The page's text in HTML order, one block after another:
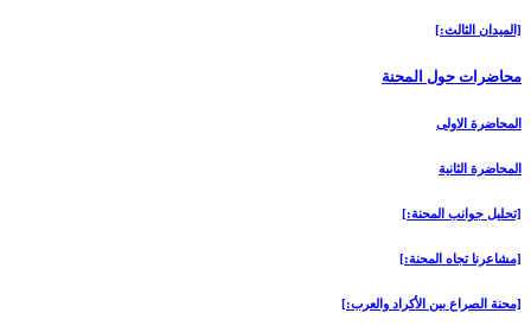
[الميدان الثالث:]
محاضرات حول المحنة
المحاضرة الاولى‏
المحاضرة الثانية
[تحليل جوانب المحنة:]
[مشاعرنا تجاه المحنة:]
[محنة الصراع بين الأكراد والعرب:]